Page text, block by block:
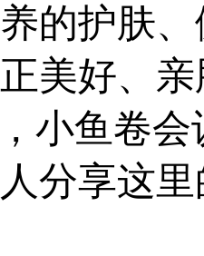
的护肤
美好、
小鱼卷
分享这